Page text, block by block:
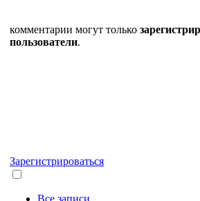
комментарии могут только
пользователи.
Зарегистрироваться
Все записи